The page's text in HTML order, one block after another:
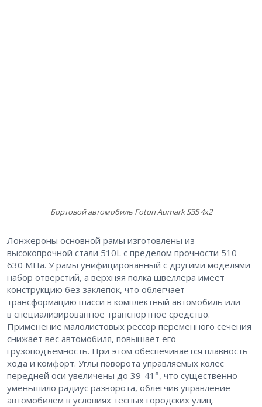
Бортовой автомобиль Foton Aumark S35 4х2
Лонжероны основной рамы изготовлены из
высокопрочной стали 510L с пределом прочности 510-
630 МПа. У рамы унифицированный с другими моделями
набор отверстий, а верхняя полка швеллера имеет
конструкцию без заклепок, что облегчает
трансформацию шасси в комплектный автомобиль или
в специализированное транспортное средство.
Применение малолистовых рессор переменного сечения
снижает вес автомобиля, повышает его
грузоподъемность. При этом обеспечивается плавность
хода и комфорт. Углы поворота управляемых колес
передней оси увеличены до 39-41°, что существенно
уменьшило радиус разворота, облегчив управление
автомобилем в условиях тесных городских улиц.